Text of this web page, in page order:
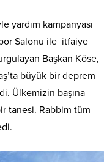
yardım kampanyası
Salonu ile itfaiye
Başkan Köse,
büyük bir deprem
Ülkemizin başına
tanesi. Rabbim tüm